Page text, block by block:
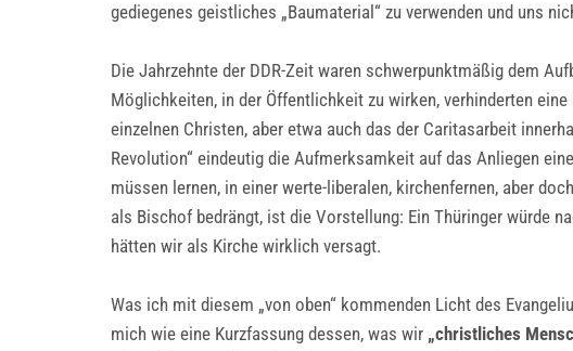
gediegenes geistliches „Baumaterial“ zu verwenden und uns
Die Jahrzehnte der DDR-Zeit waren schwerpunktmäßig dem
Möglichkeiten, in der Öffentlichkeit zu wirken, verhinderten
einzelnen Christen, aber etwa auch das der Caritasarbeit
Revolution“ eindeutig die Aufmerksamkeit auf das Anliegen
müssen lernen, in einer werte-liberalen, kirchenfernen, aber
als Bischof bedrängt, ist die Vorstellung: Ein Thüringer würde
hätten wir als Kirche wirklich versagt.
Was ich mit diesem „von oben“ kommenden Licht des
mich wie eine Kurzfassung dessen, was wir „christliches